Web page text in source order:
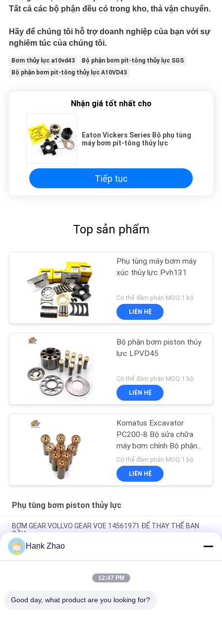
Tất cả các bộ phận đều có trong kho, thả vận chuyển.
Hãy để chúng tôi hỗ trợ doanh nghiệp của bạn với sự
nghiêm túc của chúng tôi.
Bơm thủy lực a10vd43
Bộ phận bơm pít-tông thủy lực SGS
Bộ phận bơm pít-tông thủy lực A10VD43
Nhận giá tốt nhất cho
Eaton Vickers Series Bộ phụ tùng
máy bơm pít-tông thủy lực
Tiếp tục
Top sản phẩm
Phụ tùng máy bơm máy
xúc thủy lực Pvh131
Có thể đàm phán MOQ:1 bộ
LIÊN HỆ
Bộ phận bơm piston thủy
lực LPVD45
Có thể đàm phán MOQ:1 bộ
LIÊN HỆ
Komatus Excavator
PC200-8 Bộ sửa chữa
máy bơm chính Bộ phận
máy bơm thủy lực Máy
bơm piston Dịch vụ sửa
chữa bảo trì
Có thể đàm phán MOQ:1 bộ
LIÊN HỆ
Phụ tùng bơm piston thủy lực
BƠM GEAR VOLLVO GEAR VOE 14561971 ĐỂ THAY THẾ BAN
ĐẦU
BƠM GEAR VOLLVO GEAR VOE 14537295 ĐỂ THAY THẾ BAN
ĐẦU
VOLLVO GALLERY GEAR PUMP VOE 14782798 để thay thế ban
Hank Zhao
12:47 PM
Good day, what product are you looking for?